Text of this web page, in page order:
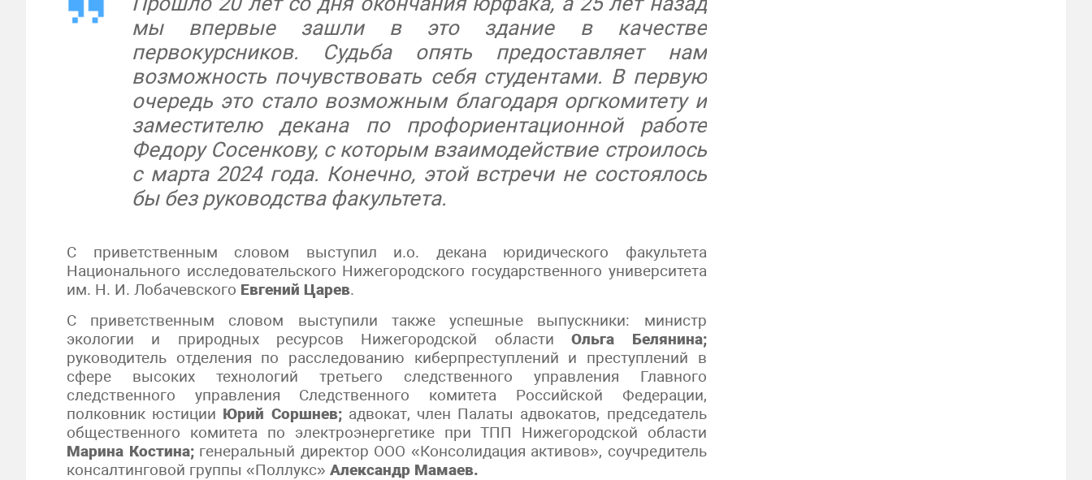
мы впервые зашли в это здание в качестве
первокурсников. Судьба опять предоставляет нам
возможность почувствовать себя студентами. В первую
очередь это стало возможным благодаря оргкомитету и
заместителю декана по профориентационной работе
Федору Сосенкову, с которым взаимодействие строилось
с марта 2024 года. Конечно, этой встречи не состоялось
бы без руководства факультета.
С приветственным словом выступил и.о. декана юридического факультета
Национального исследовательского Нижегородского государственного университета
им. Н. И. Лобачевского Евгений Царев.
С приветственным словом выступили также успешные выпускники: министр
экологии и природных ресурсов Нижегородской областиОльга Белянина;
руководитель отделения по расследованию киберпреступлений и преступлений в
сфере высоких технологий третьего следственного управления Главного
следственного управления Следственного комитета Российской Федерации,
полковник юстиции Юрий Соршнев;адвокат, член Палаты адвокатов, председатель
общественного комитета по электроэнергетике при ТПП Нижегородской области
Марина Костина;генеральный директор ООО «Консолидация активов», соучредитель
консалтинговой группы «Поллукс» Александр Мамаев.